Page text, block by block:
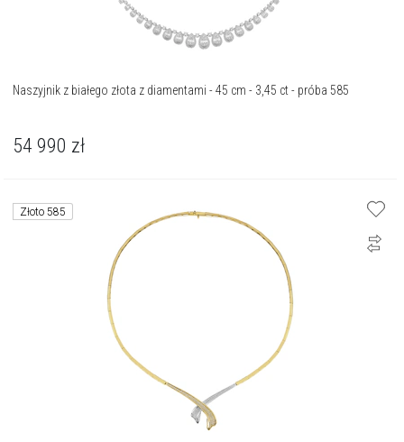
Naszyjnik z białego złota z diamentami - 45 cm - 3,45 ct - próba 585
54 990 zł
Złoto 585